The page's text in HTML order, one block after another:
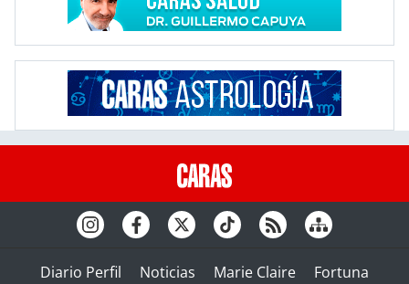
Diario Perfil Noticias Marie Claire
Fortuna